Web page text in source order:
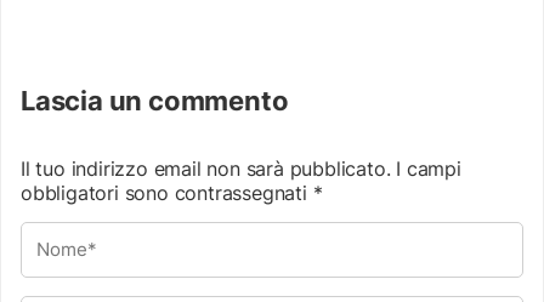
Lascia un commento
Il tuo indirizzo email non sarà pubblicato. I campi
obbligatori sono contrassegnati *